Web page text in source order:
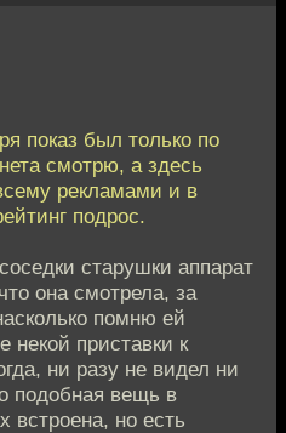
показ был только по
смотрю, а здесь
рекламами и в
подрос.
старушки аппарат
она смотрела, за
помню ей
приставки к
ни разу не видел ни
подобная вещь в
встроена, но есть